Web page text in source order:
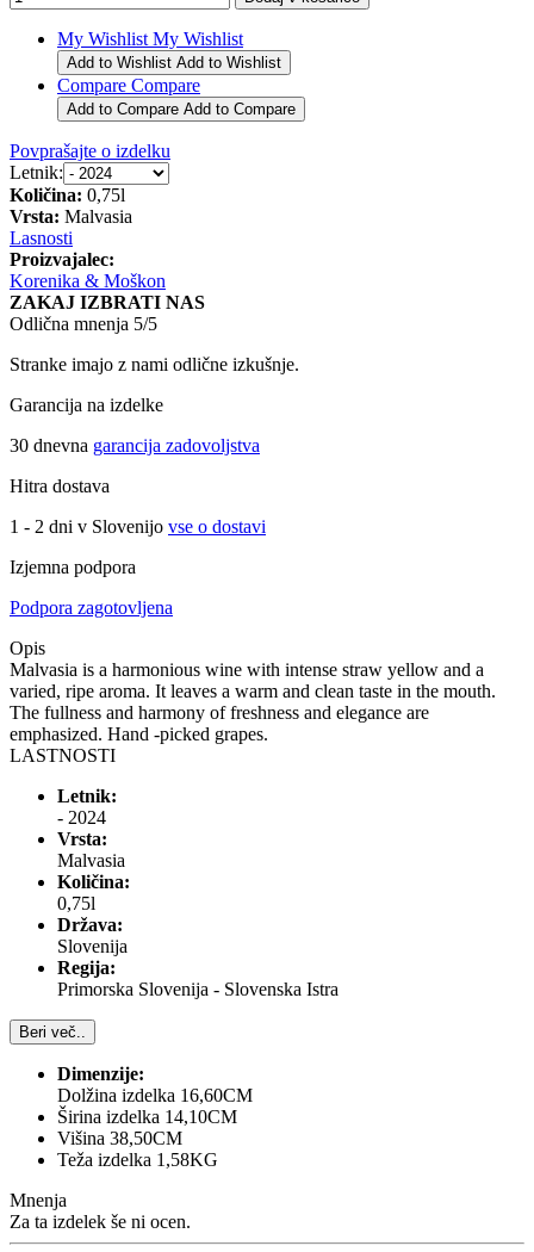
My Wishlist My Wishlist
Add to Wishlist Add to Wishlist
Compare Compare
Add to Compare Add to Compare
Povprašajte o izdelku
Letnik:
Količina: 0,75l
Vrsta: Malvasia
Lasnosti
Proizvajalec:
Korenika & Moškon
ZAKAJ IZBRATI NAS
Odlična mnenja 5/5
Stranke imajo z nami odlične izkušnje.
Garancija na izdelke
30 dnevna garancija zadovoljstva
Hitra dostava
1 - 2 dni v Slovenijo vse o dostavi
Izjemna podpora
Podpora zagotovljena
Opis
Malvasia is a harmonious wine with intense straw yellow and a
varied, ripe aroma. It leaves a warm and clean taste in the mouth.
The fullness and harmony of freshness and elegance are
emphasized. Hand -picked grapes.
LASTNOSTI
Letnik:
- 2024
Vrsta:
Malvasia
Količina:
0,75l
Država:
Slovenija
Regija:
Primorska Slovenija - Slovenska Istra
Beri več..
Dimenzije:
Dolžina izdelka 16,60CM
Širina izdelka 14,10CM
Višina 38,50CM
Teža izdelka 1,58KG
Mnenja
Za ta izdelek še ni ocen.